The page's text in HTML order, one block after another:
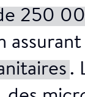
250
assurant
.